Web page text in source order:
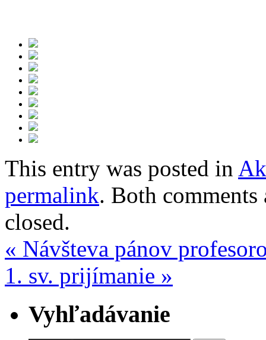
This entry was posted in
permalink. Both
closed.
« Návšteva pánov
1. sv. prijímanie »
Vyhľadávanie